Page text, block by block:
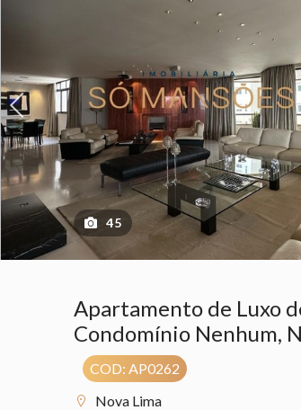
Previous
45
Apartamento de Luxo
Condomínio Nenhum,
COD: AP0262
Nova Lima